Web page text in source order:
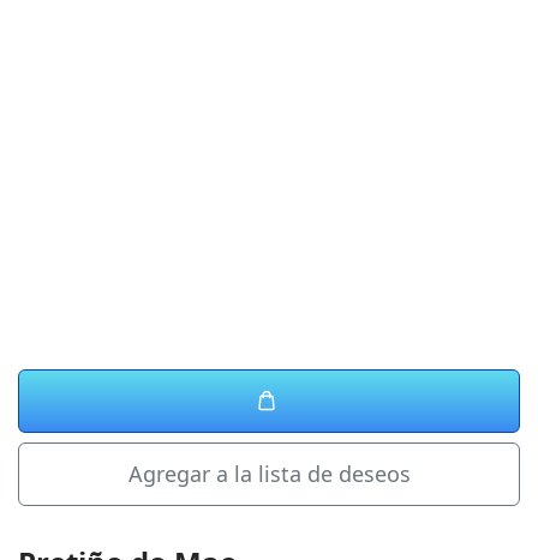
Agregar a la lista de deseos